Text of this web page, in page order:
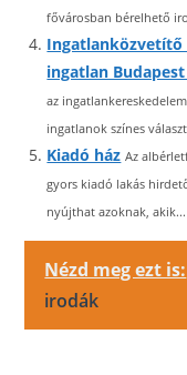
fővárosban bérelhető
Ingatlanközvetítő
ingatlan
az
ingatlanok színes
Kiadó ház Az
gyors kiadó lakás
nyújthat azoknak, akik...
Nézd meg ezt is:
irodák